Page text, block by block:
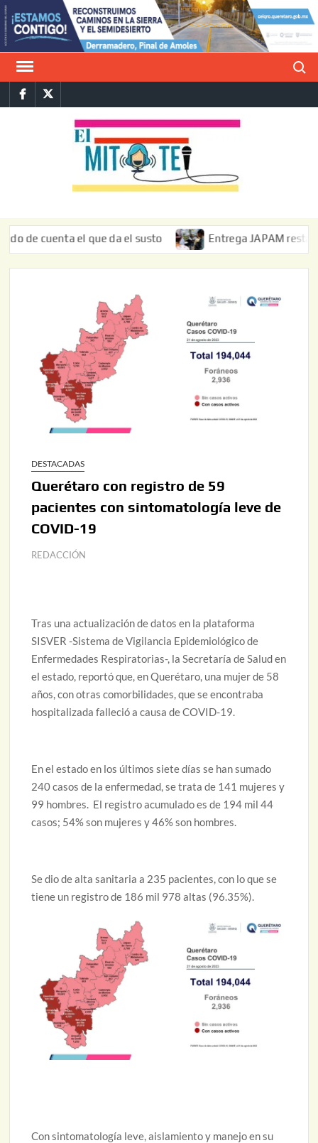
Saltar
al
contenido
FacebookTwitter
cuenta el que da el susto Entrega JAPAM
DESTACADAS
Querétaro con registro de 59
pacientes con sintomatología leve de
COVID-19
REDACCIÓN
Tras una actualización de datos en la plataforma
SISVER -Sistema de Vigilancia Epidemiológico de
Enfermedades Respiratorias-, la Secretaría de Salud en
el estado, reportó que, en Querétaro, una mujer de 58
años, con otras comorbilidades, que se encontraba
hospitalizada falleció a causa de COVID-19.
En el estado en los últimos siete días se han sumado
240 casos de la enfermedad, se trata de 141 mujeres y
99 hombres. El registro acumulado es de 194 mil 44
casos; 54% son mujeres y 46% son hombres.
Se dio de alta sanitaria a 235 pacientes, con lo que se
tiene un registro de 186 mil 978 altas (96.35%).
Con sintomatología leve, aislamiento y manejo en su